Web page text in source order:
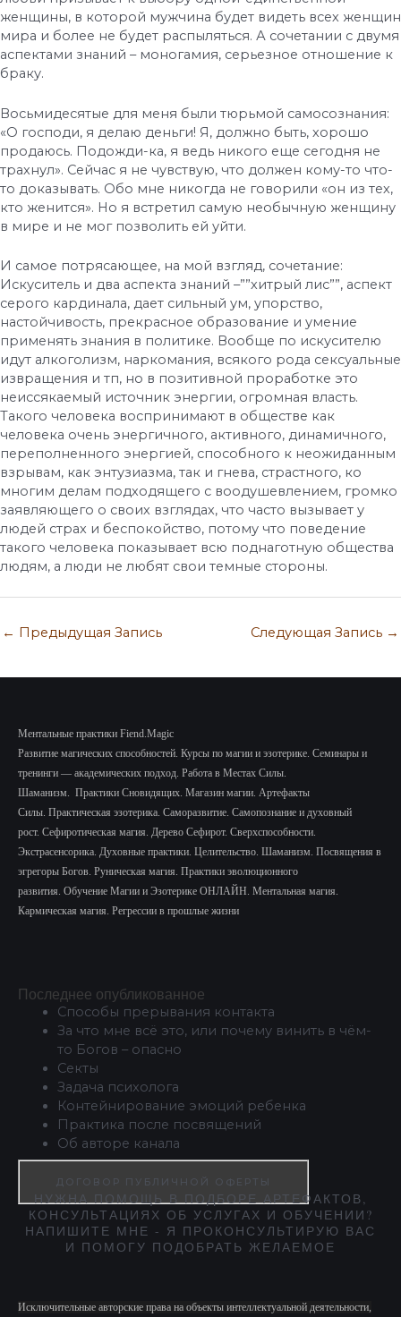
женщины, в которой мужчина будет видеть всех женщин
мира и более не будет распыляться. А сочетании с двумя
аспектами знаний – моногамия, серьезное отношение к
браку.
Восьмидесятые для меня были тюрьмой самосознания:
«О господи, я делаю деньги! Я, должно быть, хорошо
продаюсь. Подожди-ка, я ведь никого еще сегодня не
трахнул». Сейчас я не чувствую, что должен кому-то что-
то доказывать. Обо мне никогда не говорили «он из тех,
кто женится». Но я встретил самую необычную женщину
в мире и не мог позволить ей уйти.
И самое потрясающее, на мой взгляд, сочетание:
Искуситель и два аспекта знаний –””хитрый лис””, аспект
серого кардинала, дает сильный ум, упорство,
настойчивость, прекрасное образование и умение
применять знания в политике. Вообще по искусителю
идут алкоголизм, наркомания, всякого рода сексуальные
извращения и тп, но в позитивной проработке это
неиссякаемый источник энергии, огромная власть.
Такого человека воспринимают в обществе как
человека очень энергичного, активного, динамичного,
переполненного энергией, способного к неожиданным
взрывам, как энтузиазма, так и гнева, страстного, ко
многим делам подходящего с воодушевлением, громко
заявляющего о своих взглядах, что часто вызывает у
людей страх и беспокойство, потому что поведение
такого человека показывает всю поднаготную общества
людям, а люди не любят свои темные стороны.
← Предыдущая Запись Следующая Запись →
Ментальные практики Fiend.Magic
Развитие магических способностей. Курсы по магии и эзотерике. Семинары и
тренинги — академических подход. Работа в Местах Силы.
Шаманизм. Практики Сновидящих. Магазин магии. Артефакты
Силы. Практическая эзотерика. Саморазвитие. Самопознание и духовный
рост. Сефиротическая магия. Дерево Сефирот. Сверхспособности.
Экстрасенсорика. Духовные практики. Целительство. Шаманизм. Посвящения в
эгрегоры Богов. Руническая магия. Практики эволюционного
развития. Обучение Магии и Эзотерике ОНЛАЙН. Ментальная магия.
Кармическая магия. Регрессии в прошлые жизни
Последнее опубликованное
Способы прерывания контакта
За что мне всё это, или почему винить в чём-
то Богов – опасно
Секты
Задача психолога
Контейнирование эмоций ребенка
Практика после посвящений
Об авторе канала
ДОГОВОР ПУБЛИЧНОЙ ОФЕРТЫ
НУЖНА ПОМОЩЬ В ПОДБОРЕ АРТЕФАКТОВ,
КОНСУЛЬТАЦИЯХ ОБ УСЛУГАХ И ОБУЧЕНИИ?
НАПИШИТЕ МНЕ - Я ПРОКОНСУЛЬТИРУЮ ВАС
И ПОМОГУ ПОДОБРАТЬ ЖЕЛАЕМОЕ
Исключительные авторские права на объекты интеллектуальной деятельности,